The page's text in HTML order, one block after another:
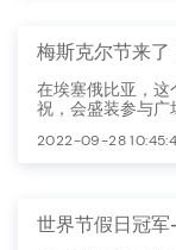
梅斯克尔节来了
在埃塞俄比亚，
祝，会盛装参与广
2022-09-28
世界节假日冠